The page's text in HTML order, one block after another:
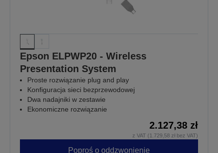
Epson ELPWP20 - Wireless
Presentation System
Proste rozwiązanie plug and play
Konfiguracja sieci bezprzewodowej
Dwa nadajniki w zestawie
Ekonomiczne rozwiązanie
2.127,38 zł
z VAT (1.729,58 zł bez VAT)
Poproś o oddzwonienie